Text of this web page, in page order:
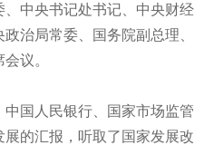
中央书记处书记、中央财经
治局常委、国务院副总理、
议。
国人民银行、国家市场监管
的汇报，听取了国家发展改